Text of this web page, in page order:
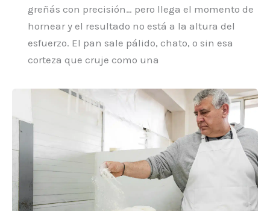
greñás con precisión… pero llega el momento de
hornear y el resultado no está a la altura del
esfuerzo. El pan sale pálido, chato, o sin esa
corteza que cruje como una